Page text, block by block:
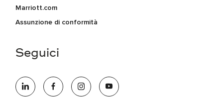
Marriott.com
Assunzione di conformità
Seguici